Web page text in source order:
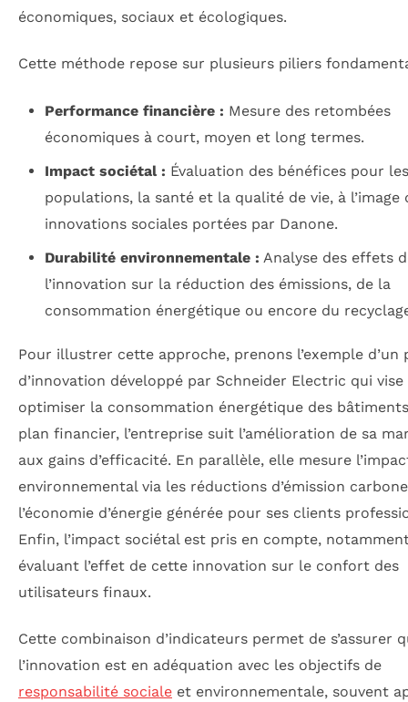
économiques, sociaux et écologiques.
Cette méthode repose sur plusieurs piliers
Performance financière : Mesure des retombées
économiques à court, moyen et long termes.
Impact sociétal : Évaluation des bénéfices pour les
populations, la santé et la qualité de vie, à l’image
innovations sociales portées par Danone.
Durabilité environnementale : Analyse des effets
l’innovation sur la réduction des émissions, de la
consommation énergétique ou encore du
Pour illustrer cette approche, prenons l’exemple d’un
d’innovation développé par Schneider Electric qui vise
optimiser la consommation énergétique des
plan financier, l’entreprise suit l’amélioration de sa
aux gains d’efficacité. En parallèle, elle mesure
environnemental via les réductions d’émission
l’économie d’énergie générée pour ses clients
Enfin, l’impact sociétal est pris en compte,
évaluant l’effet de cette innovation sur le confort des
utilisateurs finaux.
Cette combinaison d’indicateurs permet de s’assurer
l’innovation est en adéquation avec les objectifs de
responsabilité sociale et environnementale, souvent